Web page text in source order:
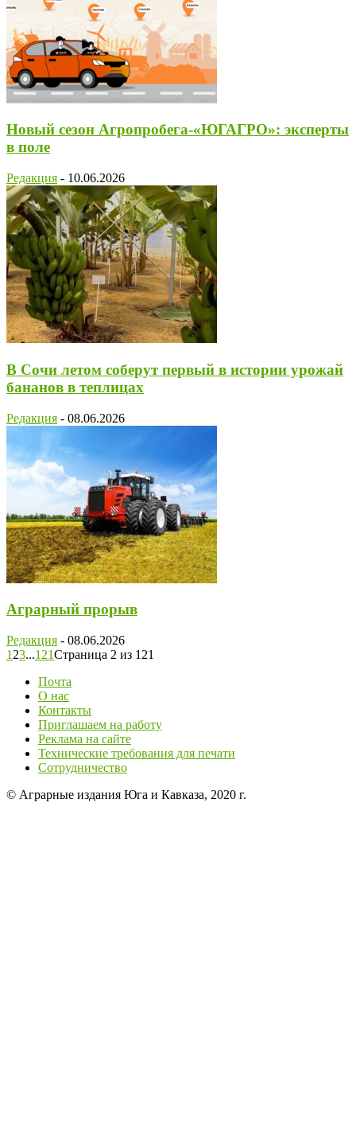
Новый сезон Агропробега-«ЮГАГРО»: эксперты
в поле
Редакция - 10.06.2026
В Сочи летом соберут первый в истории урожай
бананов в теплицах
Редакция - 08.06.2026
Аграрный прорыв
Редакция - 08.06.2026
1 23...121Страница 2 из 121
Почта
О нас
Контакты
Приглашаем на работу
Реклама на сайте
Технические требования для печати
Сотрудничество
© Аграрные издания Юга и Кавказа, 2020 г.